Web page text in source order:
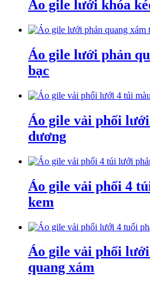
Áo gile lưới khóa
Áo gile lưới phản
bạc
Áo gile vải phối
dương
Áo gile vải phối 4
kem
Áo gile vải phối
quang xám